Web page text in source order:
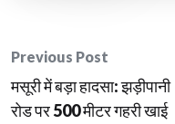
Post
navigation
Previous Post
मसूरी में बड़ा हादसा: झड़ीपानी
रोड पर 500 मीटर गहरी खाई